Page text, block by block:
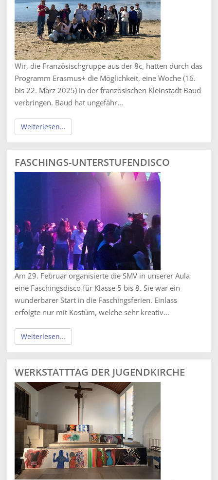
Wir, die Französischgruppe aus der 8c, hatten durch das
Programm Erasmus+ die Möglichkeit, eine Woche (16.
bis 22. März 2025) in der französischen Kleinstadt Baud
verbringen. Baud hat ungefähr...
Weiterlesen...
FASCHINGS-UNTERSTUFENDISCO
Am 29. Februar organisierte die SMV in unserer Aula
eine Faschingsdisco für Klasse 5 bis 8. Sie war ein
wunderbarer Start in die Faschingsferien. Einlass
erfolgte nur mit Kostüm, welche sehr kreativ...
Weiterlesen...
WERKSTATTTAG DER JUGENDKIRCHE